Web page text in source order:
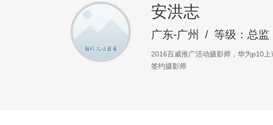
安洪志
广东-广州 / 等级：总监
2016百威推广活动摄影师，华为p10
签约摄影师